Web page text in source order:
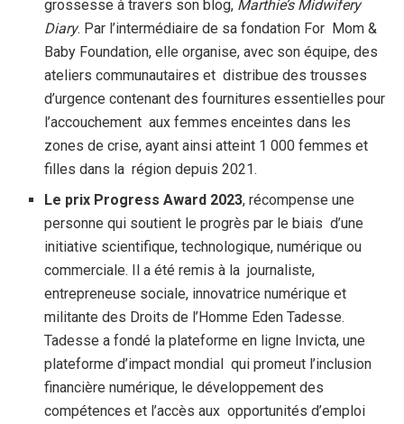
grossesse à travers son blog, Marthie’s Midwifery
Diary. Par l’intermédiaire de sa fondation For Mom &
Baby Foundation, elle organise, avec son équipe, des
ateliers communautaires et distribue des trousses
d’urgence contenant des fournitures essentielles pour
l’accouchement aux femmes enceintes dans les
zones de crise, ayant ainsi atteint 1 000 femmes et
filles dans la région depuis 2021.
Le prix Progress Award 2023, récompense une
personne qui soutient le progrès par le biais d’une
initiative scientifique, technologique, numérique ou
commerciale. Il a été remis à la journaliste,
entrepreneuse sociale, innovatrice numérique et
militante des Droits de l’Homme Eden Tadesse.
Tadesse a fondé la plateforme en ligne Invicta, une
plateforme d’impact mondial qui promeut l’inclusion
financière numérique, le développement des
compétences et l’accès aux opportunités d’emploi